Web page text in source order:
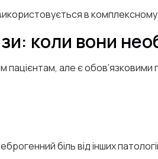
в комплексному
коли вони
пацієнтам, але є обов’язковими
біль від інших